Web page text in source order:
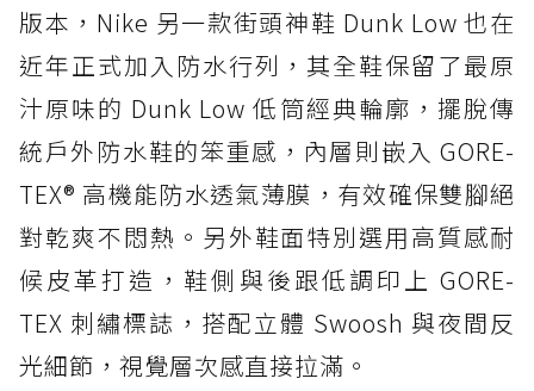
版本，Nike 另一款街頭神鞋 Dunk Low 也在
近年正式加入防水行列，其全鞋保留了最原
汁原味的 Dunk Low 低筒經典輪廓，擺脫傳
統戶外防水鞋的笨重感，內層則嵌入 GORE-
TEX® 高機能防水透氣薄膜，有效確保雙腳絕
對乾爽不悶熱。另外鞋面特別選用高質感耐
候皮革打造，鞋側與後跟低調印上 GORE-
TEX 刺繡標誌，搭配立體 Swoosh 與夜間反
光細節，視覺層次感直接拉滿。